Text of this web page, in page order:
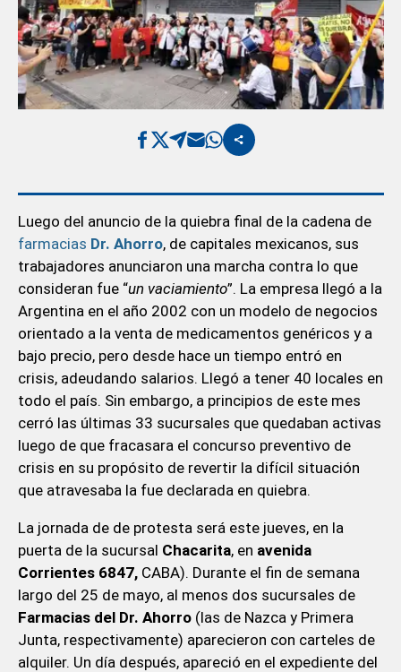
Luego del anuncio de la quiebra final de la cadena de
farmacias Dr. Ahorro, de capitales mexicanos, sus
trabajadores anunciaron una marcha contra lo que
consideran fue “un vaciamiento”. La empresa llegó a la
Argentina en el año 2002 con un modelo de negocios
orientado a la venta de medicamentos genéricos y a
bajo precio, pero desde hace un tiempo entró en
crisis, adeudando salarios. Llegó a tener 40 locales en
todo el país. Sin embargo, a principios de este mes
cerró las últimas 33 sucursales que quedaban activas
luego de que fracasara el concurso preventivo de
crisis en su propósito de revertir la difícil situación
que atravesaba la fue declarada en quiebra.
La jornada de de protesta será este jueves, en la
puerta de la sucursal Chacarita, en avenida
Corrientes 6847, CABA). Durante el fin de semana
largo del 25 de mayo, al menos dos sucursales de
Farmacias del Dr. Ahorro (las de Nazca y Primera
Junta, respectivamente) aparecieron con carteles de
alquiler. Un día después, apareció en el expediente del